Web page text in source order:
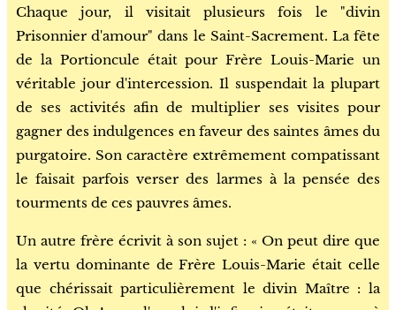
Chaque jour, il visitait plusieurs fois le "divin
Prisonnier d'amour" dans le Saint-Sacrement. La fête
de la Portioncule était pour Frère Louis-Marie un
véritable jour d'intercession. Il suspendait la plupart
de ses activités afin de multiplier ses visites pour
gagner des indulgences en faveur des saintes âmes du
purgatoire. Son caractère extrêmement compatissant
le faisait parfois verser des larmes à la pensée des
tourments de ces pauvres âmes.
Un autre frère écrivit à son sujet : « On peut dire que
la vertu dominante de Frère Louis-Marie était celle
que chérissait particulièrement le divin Maître : la